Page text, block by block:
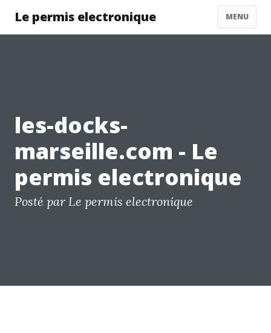
Le permis electronique MENU
les-docks-
marseille.com - Le
permis electronique
Posté par Le permis electronique